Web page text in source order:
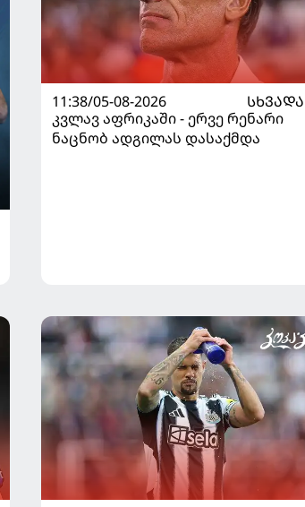
11:38/05-08-2026
კვლავ აფრიკაში - ერვე რენარი
ნაცნობ ადგილას დასაქმდა